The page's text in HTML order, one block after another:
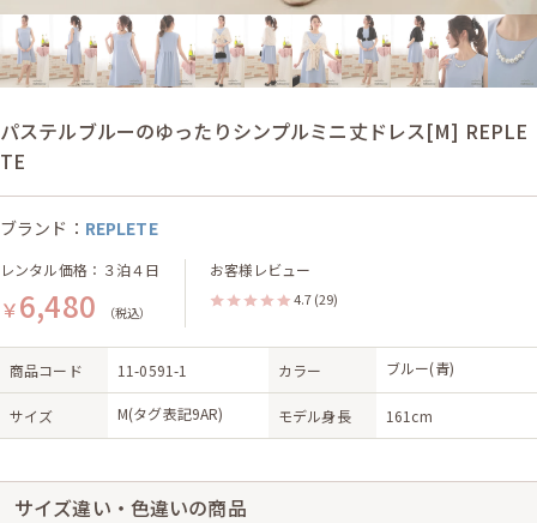
パステルブルーのゆったりシンプルミニ丈ドレス[M] REPLE
TE
ブランド： REPLETE
レンタル価格：３泊４日
￥6,480 （税込）
お客様レビュー
4.7 (29)
商品コード 11-0591-1 カラー ブルー(青)
サイズ M(タグ表記9AR) モデル身長 161cm
サイズ違い・色違いの商品